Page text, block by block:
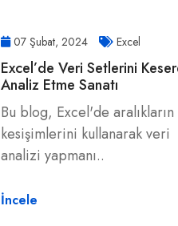
07 Şubat, 2024 Excel
Excel’de Veri Setlerini
Analiz Etme Sanatı
Bu blog, Excel'de aralıkların
kesişimlerini kullanarak veri
analizi yapmanı..
İncele